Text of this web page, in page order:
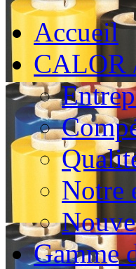
Accueil
CALOR
Notre
Gamme